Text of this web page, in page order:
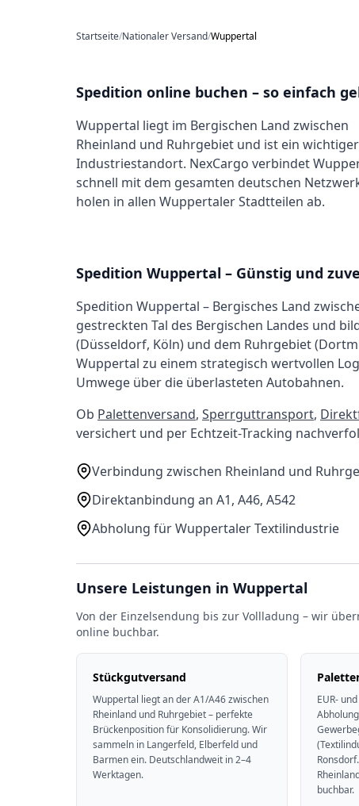
Startseite/Nationaler Versand/Wuppertal
Spedition online buchen – so einfach
Wuppertal liegt im Bergischen Land zwischen
Rheinland und Ruhrgebiet und ist ein wichtiger
Industriestandort. NexCargo verbindet
schnell mit dem gesamten deutschen
holen in allen Wuppertaler Stadtteilen ab.
Spedition Wuppertal – Günstig und
Spedition Wuppertal – Bergisches Land
gestreckten Tal des Bergischen Landes und
(Düsseldorf, Köln) und dem Ruhrgebiet
Wuppertal zu einem strategisch wertvollen
Umwege über die überlasteten Autobahnen.
Ob Palettenversand, Sperrguttransport,
versichert und per Echtzeit-Tracking
Verbindung zwischen Rheinland und
Direktanbindung an A1, A46, A542
Abholung für Wuppertaler Textilindustrie
Unsere Leistungen in Wuppertal
Von der Einzelsendung bis zur Vollladung – wir
online buchbar.
Stückgutversand
Wuppertal liegt an der A1/A46 zwischen
Rheinland und Ruhrgebiet – perfekte
Brückenposition für Konsolidierung. Wir
sammeln in Langerfeld, Elberfeld und
Barmen ein. Deutschlandweit in 2–4
Werktagen.
EUR-
buchbar.